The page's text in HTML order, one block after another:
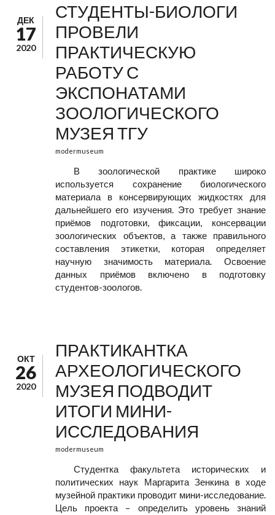
ДЕК
17
2020
СТУДЕНТЫ-БИОЛОГИ
ПРОВЕЛИ
ПРАКТИЧЕСКУЮ
РАБОТУ С
ЭКСПОНАТАМИ
ЗООЛОГИЧЕСКОГО
МУЗЕЯ ТГУ
modermuseum
В зоологической практике широко
используется сохранение биологического
материала в консервирующих жидкостях для
дальнейшего его изучения. Это требует знание
приёмов подготовки, фиксации, консервации
зоологических объектов, а также правильного
составления этикетки, которая определяет
научную значимость материала. Освоение
данных приёмов включено в подготовку
студентов-зоологов.
ОКТ
26
2020
ПРАКТИКАНТКА
АРХЕОЛОГИЧЕСКОГО
МУЗЕЯ ПОДВОДИТ
ИТОГИ МИНИ-
ИССЛЕДОВАНИЯ
modermuseum
Студентка факультета исторических и
политических наук Маргарита Зенкина в ходе
музейной практики проводит мини-исследование.
Цель проекта – определить уровень знаний